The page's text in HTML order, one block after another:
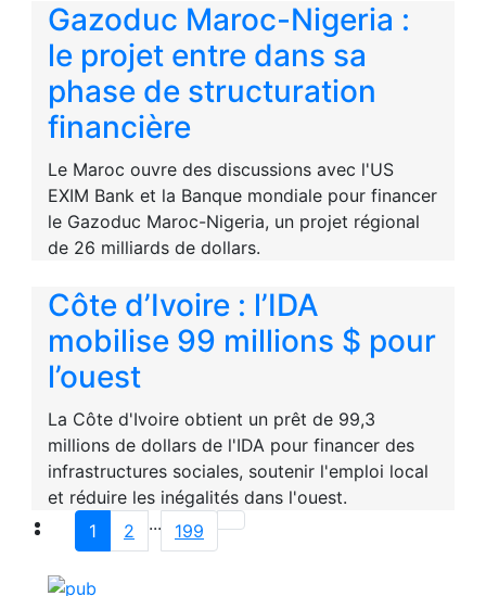
Gazoduc Maroc-Nigeria :
le projet entre dans sa
phase de structuration
financière
Le Maroc ouvre des discussions avec l'US
EXIM Bank et la Banque mondiale pour financer
le Gazoduc Maroc-Nigeria, un projet régional
de 26 milliards de dollars.
Côte d’Ivoire : l’IDA
mobilise 99 millions $ pour
l’ouest
La Côte d'Ivoire obtient un prêt de 99,3
millions de dollars de l'IDA pour financer des
infrastructures sociales, soutenir l'emploi local
et réduire les inégalités dans l'ouest.
1
2 ... 199